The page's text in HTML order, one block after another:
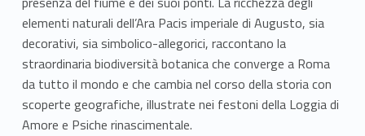
o
elementi naturali dell’Ara Pacis imperiale di Augusto, sia
decorativi, sia simbolico-allegorici, raccontano la
straordinaria biodiversità botanica che converge a Roma
da tutto il mondo e che cambia nel corso della storia con
scoperte geografiche, illustrate nei festoni della Loggia di
Amore e Psiche rinascimentale.